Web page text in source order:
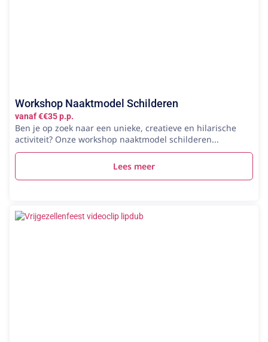
Workshop Naaktmodel Schilderen
vanaf €€35 p.p.
Ben je op zoek naar een unieke, creatieve en hilarische
activiteit? Onze workshop naaktmodel schilderen...
Lees meer